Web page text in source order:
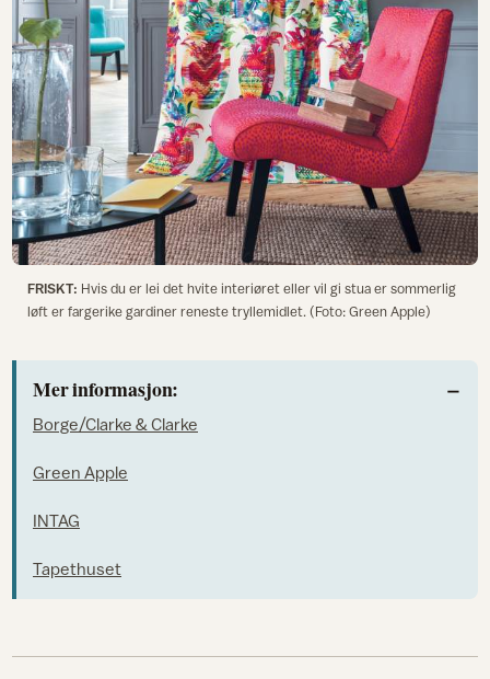
FRISKT: Hvis du er lei det hvite interiøret eller vil gi stua er sommerlig
løft er fargerike gardiner reneste tryllemidlet. (Foto: Green Apple)
Mer informasjon:
Borge/Clarke & Clarke
Green Apple
INTAG
Tapethuset